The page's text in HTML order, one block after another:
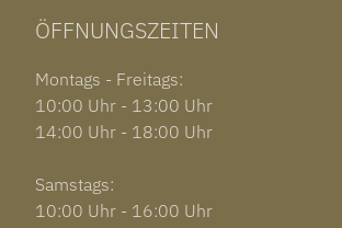
ÖFFNUNGSZEITEN
Montags - Freitags:
10:00 Uhr - 13:00 Uhr
14:00 Uhr - 18:00 Uhr
Samstags:
10:00 Uhr - 16:00 Uhr